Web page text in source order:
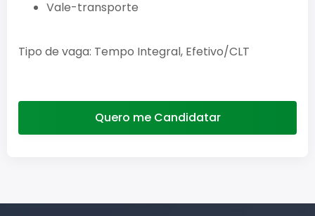
Vale-transporte
Tipo de vaga: Tempo Integral, Efetivo/CLT
Quero me Candidatar